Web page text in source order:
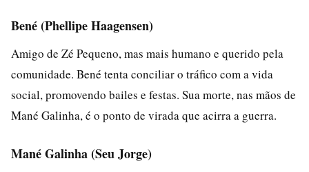
Bené (Phellipe Haagensen)
Amigo de Zé Pequeno, mas mais humano e querido pela
comunidade. Bené tenta conciliar o tráfico com a vida
social, promovendo bailes e festas. Sua morte, nas mãos de
Mané Galinha, é o ponto de virada que acirra a guerra.
Mané Galinha (Seu Jorge)